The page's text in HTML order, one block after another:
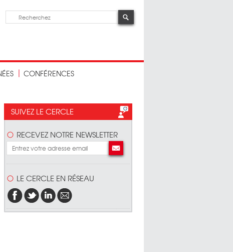
CONFÉRENCES
SUIVEZ LE CERCLE
RECEVEZ NOTRE NEWSLETTER
LE CERCLE EN RÉSEAU